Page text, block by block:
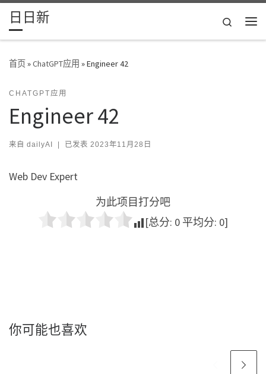
Skip to content
日日新
Search
首页»ChatGPT应用 »Engineer 42
CHATGPT应用
Engineer 42
来自 dailyAI | 已发表 2023年11月28日
Web Dev Expert
为此项目打分吧
[总分: 0 平均分: 0]
你可能也喜欢